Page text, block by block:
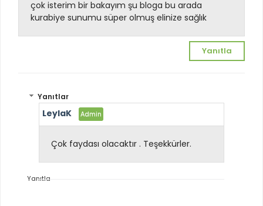
çok isterim bir bakayım şu bloga bu arada
kurabiye sunumu süper olmuş elinize sağlık
Yanıtla
Yanıtlar
LeylaK
Çok faydası olacaktır . Teşekkürler.
Yanıtla